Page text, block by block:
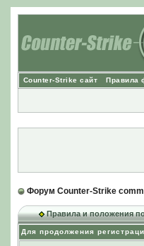
Counter-Strike сайт Правила
Форум Counter-Strike
Правила и положения
Для продолжения